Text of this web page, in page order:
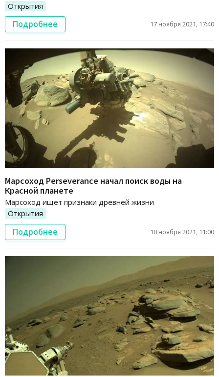
Открытия
Подробнее 17 ноября 2021, 17:40
Марсоход Perseverance начал поиск воды на
Красной планете
Марсоход ищет признаки древней жизни
Открытия
Подробнее 10 ноября 2021, 11:00